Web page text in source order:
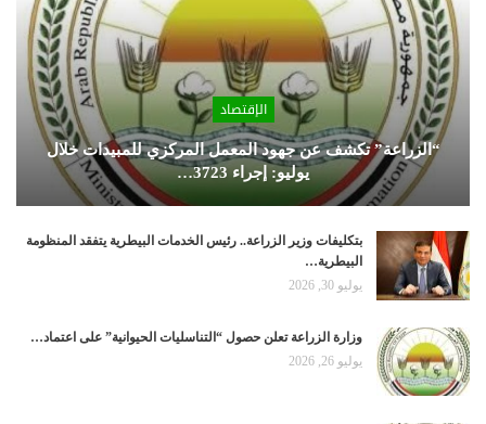
الإقتصاد
“الزراعة” تكشف عن جهود المعمل المركزي للمبيدات خلال
يوليو: إجراء 3723…
بتكليفات وزير الزراعة.. رئيس الخدمات البيطرية يتفقد المنظومة
البيطرية…
يوليو 30, 2026
وزارة الزراعة تعلن حصول “التناسليات الحيوانية” على اعتماد…
يوليو 26, 2026